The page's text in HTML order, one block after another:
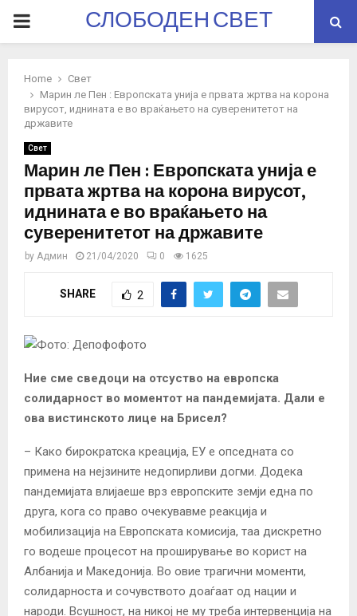
PRIMARYСЛОБОДЕН СВЕТ
Home
Свет
Марин ле Пен : Европската унија е првата жртва на корона
вирусот, иднината е во враќањето на суверенитетот на
државите
Свет
Марин ле Пен : Европската унија е
првата жртва на корона вирусот,
иднината е во враќањето на
суверенитетот на државите
by Админ 21/04/2020 0 1625
SHARE 2
Ние сме сведоци на отсуство на европска
солидарност во моментот на пандемијата. Дали е
ова вистинското лице на Брисел?
– Како бирократска креација, ЕУ е опседната со
примена на нејзините недопирливи догми. Додека
пандемијата влијаеше врз европските земји една по
друга, кога со право очекувавме реакција и
мобилизација на Европската комисија, таа дискретно
го водеше процесот на проширување во корист на
Албанија и Македонија. Во овие трагични моменти,
солидарноста и сочувството доаѓаат од нации и
народи. Всушност, на никој не му треба интервенција на